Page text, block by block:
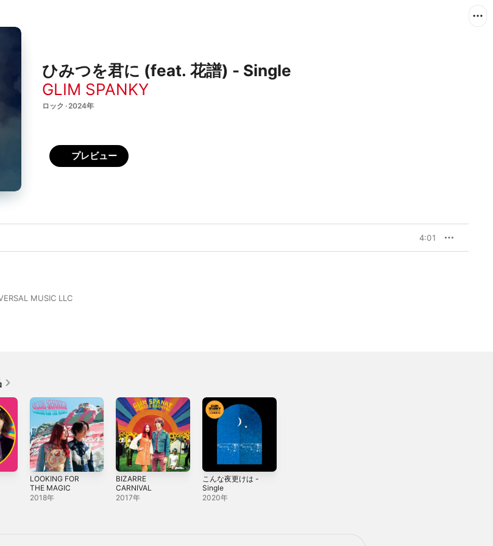
ひみつを君に (feat. 花譜) - Single
GLIM SPANKY
ロック · 2024年
プレビュー
4:01
MUSIC LLC
LOOKING FOR
THE MAGIC
2018年
BIZARRE
CARNIVAL
2017年
こんな夜更けは -
Single
2020年